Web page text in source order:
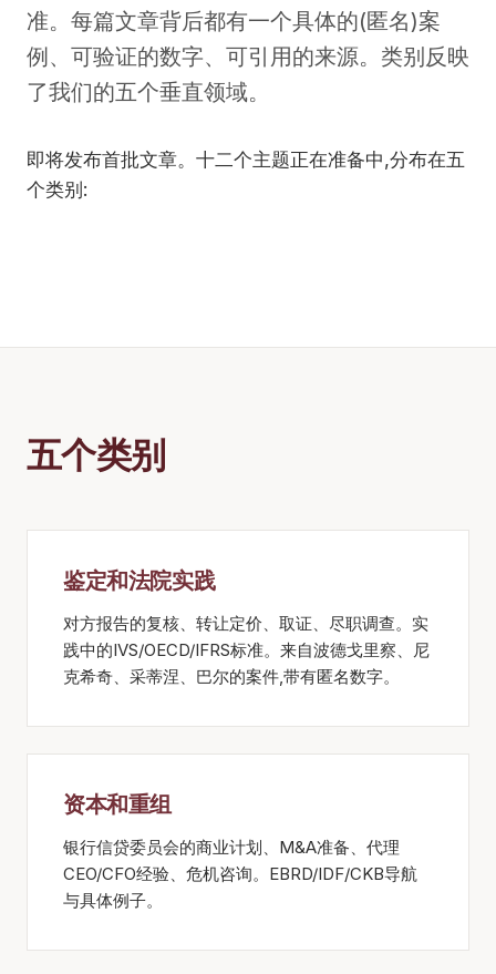
准。每篇文章背后都有一个具体的(匿名)案
例、可验证的数字、可引用的来源。类别反映
了我们的五个垂直领域。
即将发布首批文章。十二个主题正在准备中,分布在五
个类别:
五个类别
鉴定和法院实践
对方报告的复核、转让定价、取证、尽职调查。实
践中的IVS/OECD/IFRS标准。来自波德戈里察、尼
克希奇、采蒂涅、巴尔的案件,带有匿名数字。
资本和重组
银行信贷委员会的商业计划、M&A准备、代理
CEO/CFO经验、危机咨询。EBRD/IDF/CKB导航
与具体例子。